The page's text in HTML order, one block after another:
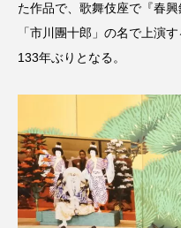
た作品で、歌舞伎座で『春
「市川團十郎」の名で上演
133年ぶりとなる。